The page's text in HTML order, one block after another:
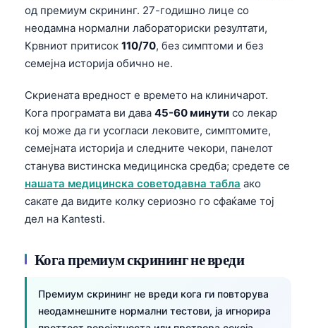
од премиум скрининг. 27-годишно лице со
неодамна нормални лабораториски резултати,
Крвниот притисок 110/70, без симптоми и без
семејна историја обично не.
Скриената вредност е времето на клиничарот.
Кога програмата ви дава 45-60 минути со лекар
кој може да ги усогласи лековите, симптомите,
семејната историја и следните чекори, панелот
станува вистинска медицинска средба; средете се
нашата медицинска советодавна табла ако
сакате да видите колку сериозно го сфаќаме тој
дел на Kantesti.
Кога премиум скрининг не вреди
Премиум скрининг не вреди кога ги повторува
неодамнешните нормални тестови, ја игнорира
Bosanski
Azərbaycan dili
Eesti
Čeština
ქართული
Lietuvių kalba
Polski
Magyar
Shqip
বাংলা